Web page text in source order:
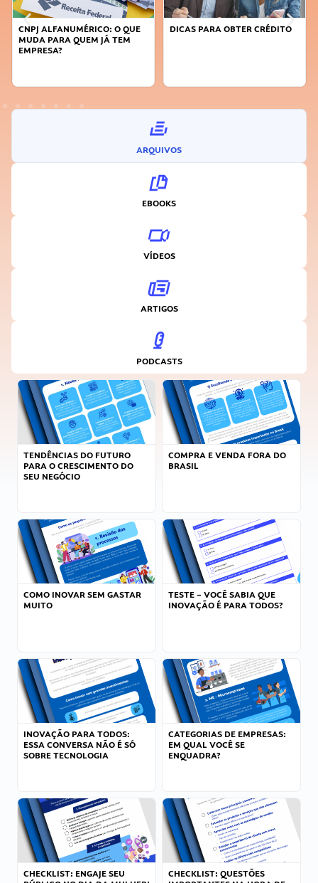
O QUE
QUEM JÁ TEM
DICAS PARA OBTER CRÉDITO
FAÇA A
ARQUIVOS
EBOOKS
VÍDEOS
ARTIGOS
PODCASTS
TENDÊNCIAS DO FUTURO
PARA O CRESCIMENTO DO
SEU NEGÓCIO
COMPRA E VENDA FORA DO
BRASIL
COMO INOVAR SEM GASTAR
MUITO
TESTE – VOCÊ SABIA QUE
INOVAÇÃO É PARA TODOS?
INOVAÇÃO PARA TODOS:
ESSA CONVERSA NÃO É SÓ
SOBRE TECNOLOGIA
CATEGORIAS DE EMPRESAS:
EM QUAL VOCÊ SE
ENQUADRA?
CHECKLIST: ENGAJE SEU
CHECKLIST: QUESTÕES